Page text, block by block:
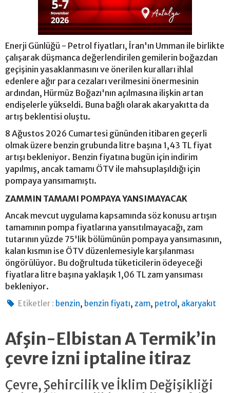
Enerji Günlüğü - Petrol fiyatları, İran'ın Umman ile birlikte
çalışarak düşmanca değerlendirilen gemilerin boğazdan
geçişinin yasaklanmasını ve önerilen kuralları ihlal
edenlere ağır para cezaları verilmesini önermesinin
ardından, Hürmüz Boğazı'nın açılmasına ilişkin artan
endişelerle yükseldi. Buna bağlı olarak akaryakıtta da
artış beklentisi oluştu.
8 Ağustos 2026 Cumartesi gününden itibaren geçerli
olmak üzere benzin grubunda litre başına 1,43 TL fiyat
artışı bekleniyor. Benzin fiyatına bugün için indirim
yapılmış, ancak tamamı ÖTV ile mahsuplaşıldığı için
pompaya yansımamıştı.
ZAMMIN TAMAMI POMPAYA YANSIMAYACAK
Ancak mevcut uygulama kapsamında söz konusu artışın
tamamının pompa fiyatlarına yansıtılmayacağı, zam
tutarının yüzde 75'lik bölümünün pompaya yansımasının,
kalan kısmın ise ÖTV düzenlemesiyle karşılanması
öngörülüyor. Bu doğrultuda tüketicilerin ödeyeceği
fiyatlara litre başına yaklaşık 1,06 TL zam yansıması
bekleniyor.
Etiketler : benzin, benzin fiyatı,zam, petrol , akaryakıt
Afşin-Elbistan A Termik’in
çevre izni iptaline itiraz
Çevre, Şehircilik ve İklim Değişikliği